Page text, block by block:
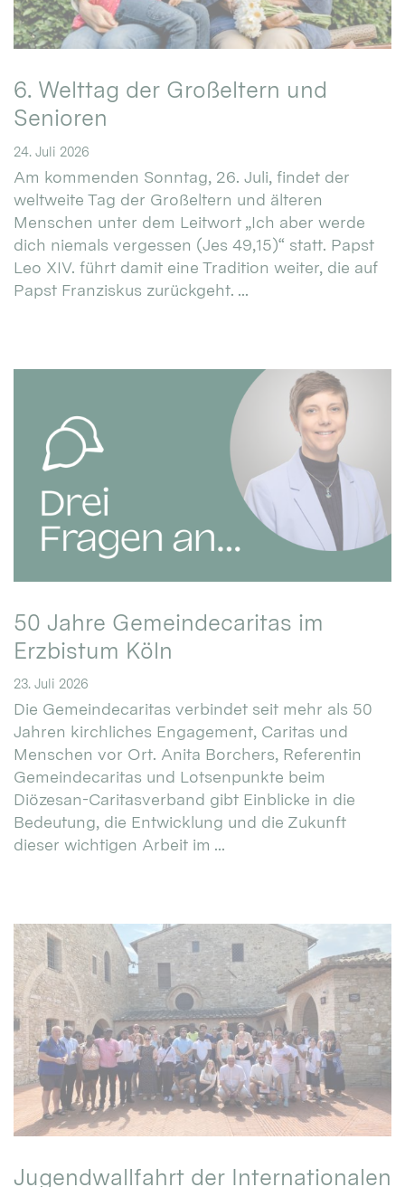
6. Welttag der Großeltern und
Senioren
24. Juli 2026
Am kommenden Sonntag, 26. Juli, findet der
weltweite Tag der Großeltern und älteren
Menschen unter dem Leitwort „Ich aber werde
dich niemals vergessen (Jes 49,15)“ statt. Papst
Leo XIV. führt damit eine Tradition weiter, die auf
Papst Franziskus zurückgeht. ...
50 Jahre Gemeindecaritas im
Erzbistum Köln
23. Juli 2026
Die Gemeindecaritas verbindet seit mehr als 50
Jahren kirchliches Engagement, Caritas und
Menschen vor Ort. Anita Borchers, Referentin
Gemeindecaritas und Lotsenpunkte beim
Diözesan-Caritasverband gibt Einblicke in die
Bedeutung, die Entwicklung und die Zukunft
dieser wichtigen Arbeit im ...
Jugendwallfahrt der Internationalen